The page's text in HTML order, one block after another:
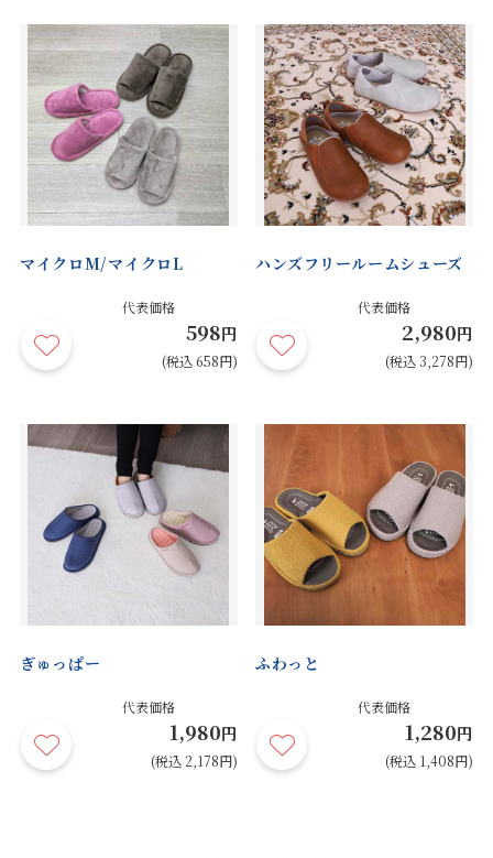
マイクロM/マイクロL
代表価格
598円
(税込 658円)
ハンズフリールームシューズ
代表価格
2,980円
(税込 3,278円)
ぎゅっぱー
代表価格
1,980円
(税込 2,178円)
ふわっと
代表価格
1,280円
(税込 1,408円)